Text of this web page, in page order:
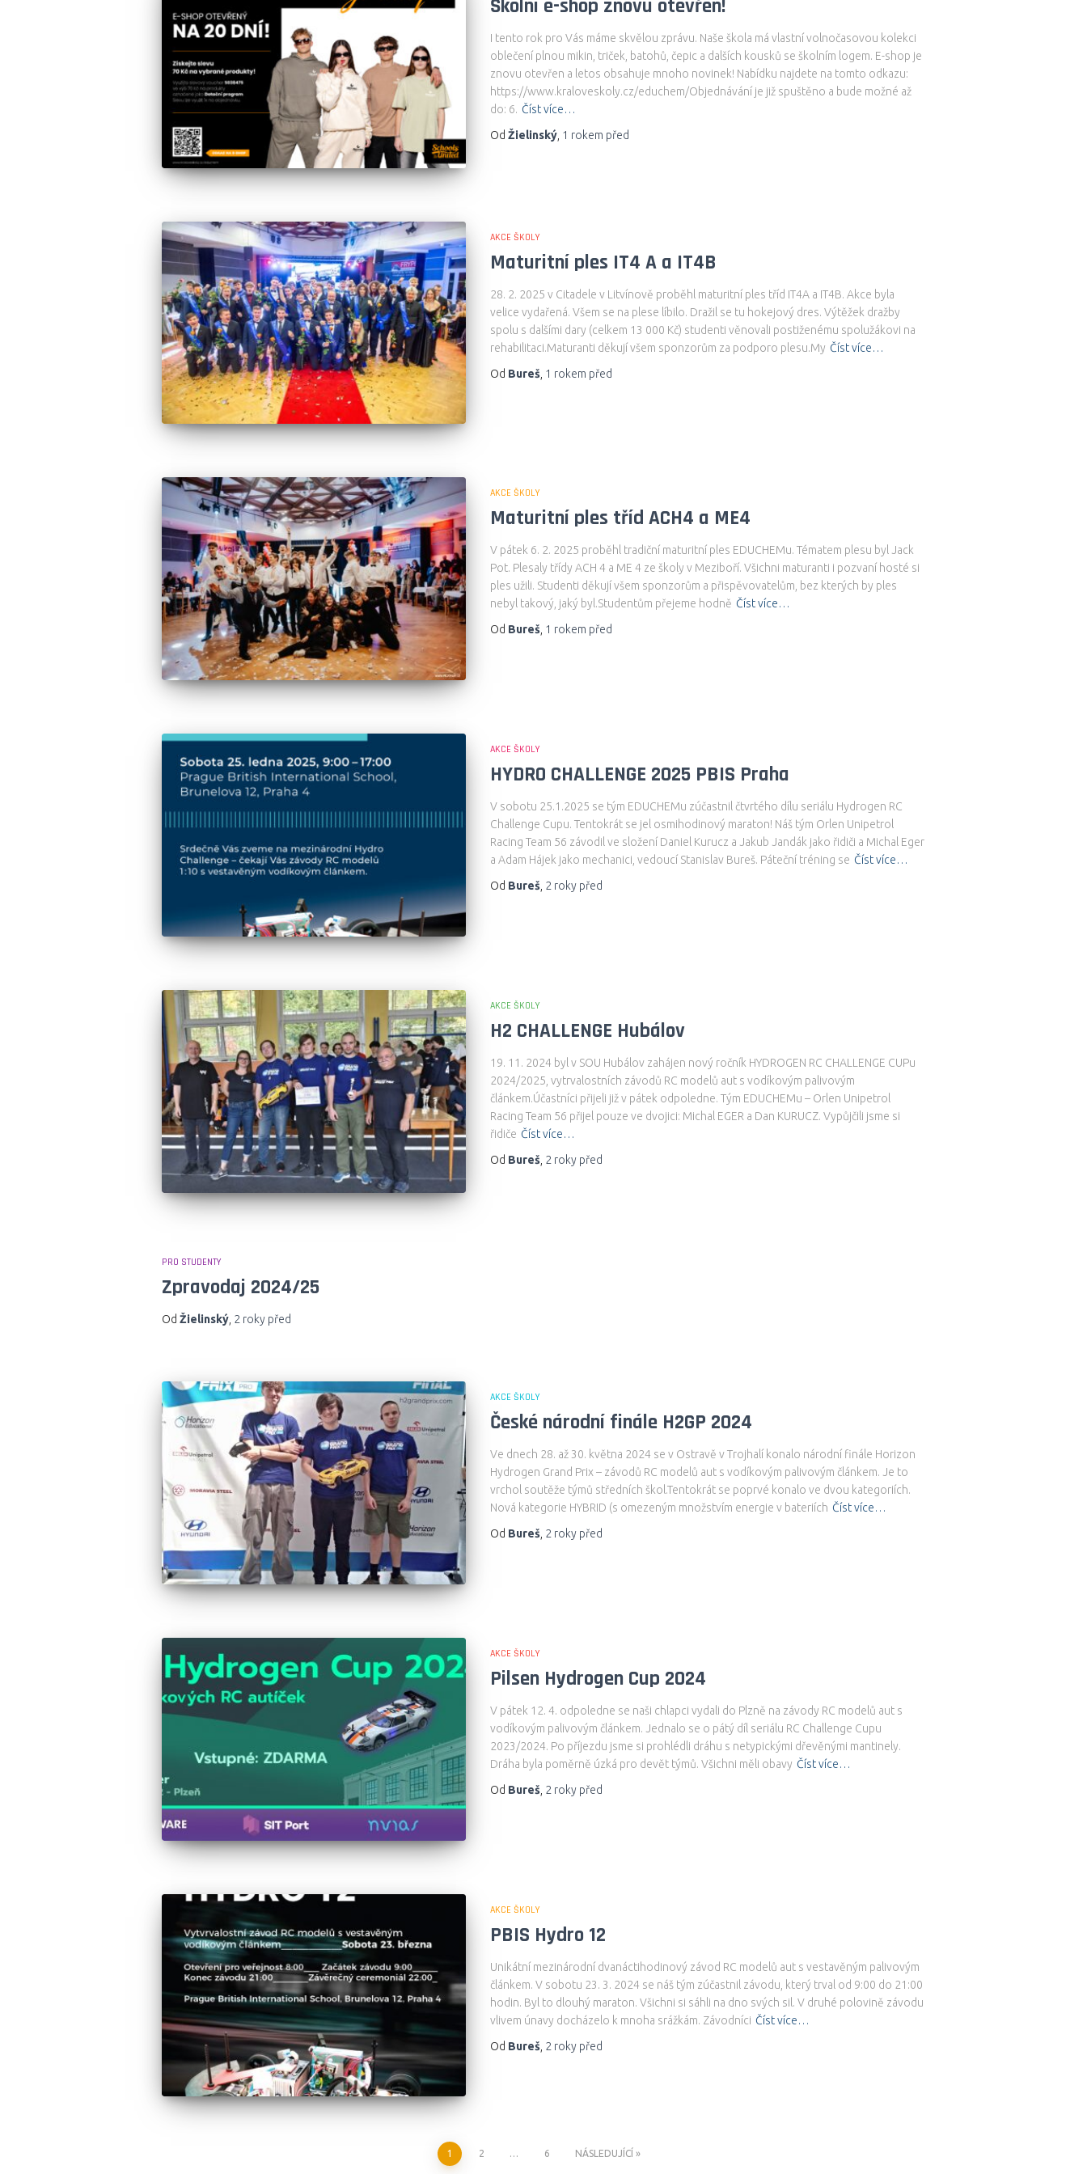
Školní e-shop znovu otevřen!
I tento rok pro Vás máme skvělou zprávu. Naše škola má vlastní volnočasovou kolekci
oblečení plnou mikin, triček, batohů, čepic a dalších kousků se školním logem. E-shop je
znovu otevřen a letos obsahuje mnoho novinek! Nabídku najdete na tomto odkazu:
https://www.kraloveskoly.cz/educhem/Objednávání je již spuštěno a bude možné až
do: 6. Číst více…
Od Žielinský, 1 rokem před
AKCE ŠKOLY
Maturitní ples IT4 A a IT4B
28. 2. 2025 v Citadele v Litvínově proběhl maturitní ples tříd IT4A a IT4B. Akce byla
velice vydařená. Všem se na plese líbilo. Dražil se tu hokejový dres. Výtěžek dražby
spolu s dalšími dary (celkem 13 000 Kč) studenti věnovali postiženému spolužákovi na
rehabilitaci.Maturanti děkují všem sponzorům za podporo plesu.My Číst více…
Od Bureš, 1 rokem před
AKCE ŠKOLY
Maturitní ples tříd ACH4 a ME4
V pátek 6. 2. 2025 proběhl tradiční maturitní ples EDUCHEMu. Tématem plesu byl Jack
Pot. Plesaly třídy ACH 4 a ME 4 ze školy v Meziboří. Všichni maturanti i pozvaní hosté si
ples užili. Studenti děkují všem sponzorům a přispěvovatelům, bez kterých by ples
nebyl takový, jaký byl.Studentům přejeme hodně Číst více…
Od Bureš, 1 rokem před
AKCE ŠKOLY
HYDRO CHALLENGE 2025 PBIS Praha
V sobotu 25.1.2025 se tým EDUCHEMu zúčastnil čtvrtého dílu seriálu Hydrogen RC
Challenge Cupu. Tentokrát se jel osmihodinový maraton! Náš tým Orlen Unipetrol
Racing Team 56 závodil ve složení Daniel Kurucz a Jakub Jandák jako řidiči a Michal Eger
a Adam Hájek jako mechanici, vedoucí Stanislav Bureš. Páteční tréning se Číst více…
Od Bureš, 2 rokypřed
AKCE ŠKOLY
H2 CHALLENGE Hubálov
19. 11. 2024 byl v SOU Hubálov zahájen nový ročník HYDROGEN RC CHALLENGE CUPu
2024/2025, vytrvalostních závodů RC modelů aut s vodíkovým palivovým
článkem.Účastníci přijeli již v pátek odpoledne. Tým EDUCHEMu – Orlen Unipetrol
Racing Team 56 přijel pouze ve dvojici: Michal EGER a Dan KURUCZ. Vypůjčili jsme si
řidiče Číst více…
Od Bureš, 2 rokypřed
PRO STUDENTY
Zpravodaj 2024/25
Od Žielinský, 2 rokypřed
AKCE ŠKOLY
České národní finále H2GP 2024
Ve dnech 28. až 30. května 2024 se v Ostravě v Trojhalí konalo národní finále Horizon
Hydrogen Grand Prix – závodů RC modelů aut s vodíkovým palivovým článkem. Je to
vrchol soutěže týmů středních škol.Tentokrát se poprvé konalo ve dvou kategoriích.
Nová kategorie HYBRID (s omezeným množstvím energie v bateriích Číst více…
Od Bureš, 2 rokypřed
AKCE ŠKOLY
Pilsen Hydrogen Cup 2024
V pátek 12. 4. odpoledne se naši chlapci vydali do Plzně na závody RC modelů aut s
vodíkovým palivovým článkem. Jednalo se o pátý díl seriálu RC Challenge Cupu
2023/2024. Po příjezdu jsme si prohlédli dráhu s netypickými dřevěnými mantinely.
Dráha byla poměrně úzká pro devět týmů. Všichni měli obavy Číst více…
Od Bureš, 2 rokypřed
AKCE ŠKOLY
PBIS Hydro 12
Unikátní mezinárodní dvanáctihodinový závod RC modelů aut s vestavěným palivovým
článkem. V sobotu 23. 3. 2024 se náš tým zúčastnil závodu, který trval od 9:00 do 21:00
hodin. Byl to dlouhý maraton. Všichni si sáhli na dno svých sil. V druhé polovině závodu
vlivem únavy docházelo k mnoha srážkám. Závodníci Číst více…
Od Bureš, 2 rokypřed
1 2 … 6 NÁSLEDUJÍCÍ